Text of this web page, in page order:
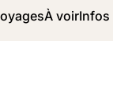
À voirInfos